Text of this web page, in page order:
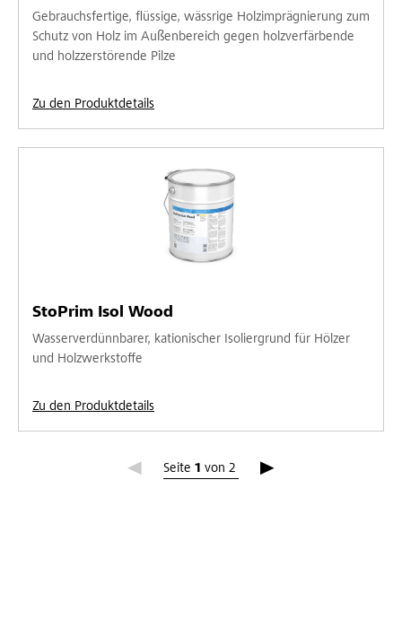
Gebrauchsfertige, flüssige, wässrige Holzimprägnierung zum
Schutz von Holz im Außenbereich gegen holzverfärbende
und holzzerstörende Pilze
Zu den Produktdetails
StoPrim Isol Wood
Wasserverdünnbarer, kationischer Isoliergrund für Hölzer
und Holzwerkstoffe
Zu den Produktdetails
Seite 1 von 2
Seite 1